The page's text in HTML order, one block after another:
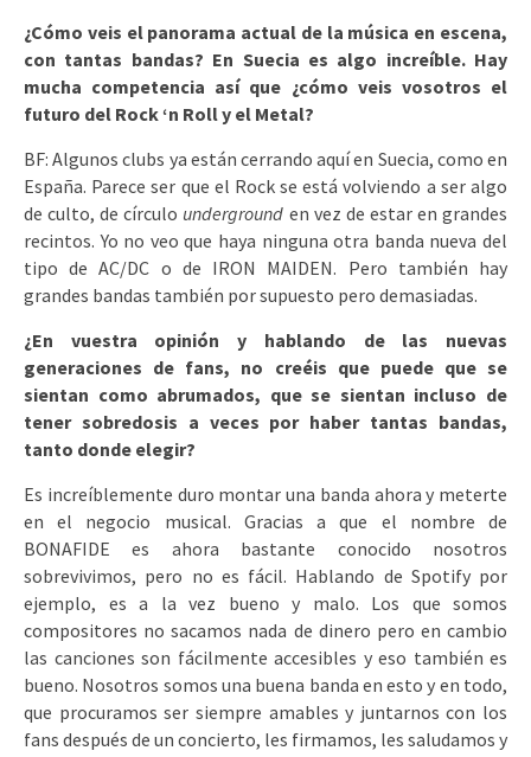
¿Cómo veis el panorama actual de la música en escena,
con tantas bandas? En Suecia es algo increíble. Hay
mucha competencia así que ¿cómo veis vosotros el
futuro del Rock ‘n Roll y el Metal?
BF: Algunos clubs ya están cerrando aquí en Suecia, como en
España. Parece ser que el Rock se está volviendo a ser algo
de culto, de círculo underground en vez de estar en grandes
recintos. Yo no veo que haya ninguna otra banda nueva del
tipo de AC/DC o de IRON MAIDEN. Pero también hay
grandes bandas también por supuesto pero demasiadas.
¿En vuestra opinión y hablando de las nuevas
generaciones de fans, no creéis que puede que se
sientan como abrumados, que se sientan incluso de
tener sobredosis a veces por haber tantas bandas,
tanto donde elegir?
Es increíblemente duro montar una banda ahora y meterte
en el negocio musical. Gracias a que el nombre de
BONAFIDE es ahora bastante conocido nosotros
sobrevivimos, pero no es fácil. Hablando de Spotify por
ejemplo, es a la vez bueno y malo. Los que somos
compositores no sacamos nada de dinero pero en cambio
las canciones son fácilmente accesibles y eso también es
bueno. Nosotros somos una buena banda en esto y en todo,
que procuramos ser siempre amables y juntarnos con los
fans después de un concierto, les firmamos, les saludamos y